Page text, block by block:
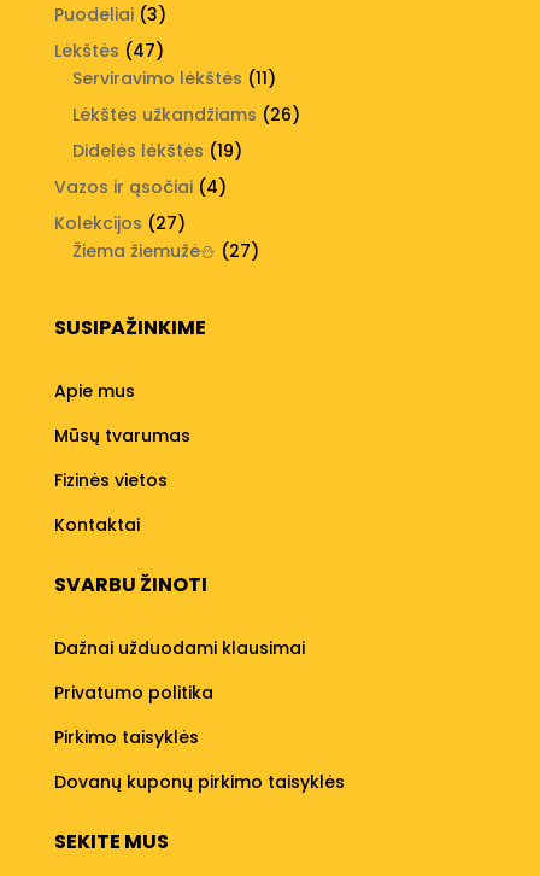
Puodeliai 33
produktai
Lėkštės 4747
produktai
Serviravimo lėkštės 1111
produktų
Lėkštės užkandžiams 2626
Didelės lėkštės 1919
Vazos ir ąsočiai 44
Kolekcijos 2727
produktai
Žiema žiemužė⛄ 2727
SUSIPAŽINKIME
Apie mus
Mūsų tvarumas
Fizinės vietos
Kontaktai
SVARBU ŽINOTI
Dažnai užduodami klausimai
Privatumo politika
Pirkimo taisyklės
Dovanų kuponų pirkimo taisyklės
SEKITE MUS